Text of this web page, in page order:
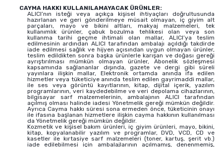
CAYMA HAKKI KULLANILAMAYACAK ÜRÜNLER:
ALICI’nın isteği veya açıkça kişisel ihtiyaçları doğrultusunda
hazırlanan ve geri gönderilmeye müsait olmayan, iç giyim alt
parçaları, mayo ve bikini altları, makyaj malzemeleri, tek
kullanımlık ürünler, çabuk bozulma tehlikesi olan veya son
kullanma tarihi geçme ihtimali olan mallar, ALICI’ya teslim
edilmesinin ardından ALICI tarafından ambalajı açıldığı takdirde
iade edilmesi sağlık ve hijyen açısından uygun olmayan ürünler,
teslim edildikten sonra başka ürünlerle karışan ve doğası gereği
ayrıştırılması mümkün olmayan ürünler, Abonelik sözleşmesi
kapsamında sağlananlar dışında, gazete ve dergi gibi süreli
yayınlara ilişkin mallar, Elektronik ortamda anında ifa edilen
hizmetler veya tüketiciye anında teslim edilen gayrimaddi mallar,
ile ses veya görüntü kayıtlarının, kitap, dijital içerik, yazılım
programlarının, veri kaydedebilme ve veri depolama cihazlarının,
bilgisayar sarf malzemelerinin, ambalajının ALICI tarafından
açılmış olması halinde iadesi Yönetmelik gereği mümkün değildir.
Ayrıca Cayma hakkı süresi sona ermeden önce, tüketicinin onayı
ile ifasına başlanan hizmetlere ilişkin cayma hakkının kullanılması
da Yönetmelik gereği mümkün değildir.
Kozmetik ve kişisel bakım ürünleri, iç giyim ürünleri, mayo, bikini,
kitap, kopyalanabilir yazılım ve programlar, DVD, VCD, CD ve
kasetler ile kırtasiye sarf malzemeleri (toner, kartuş, şerit vb.)
iade edilebilmesi için ambalajlarının açılmamış, denenmemiş,